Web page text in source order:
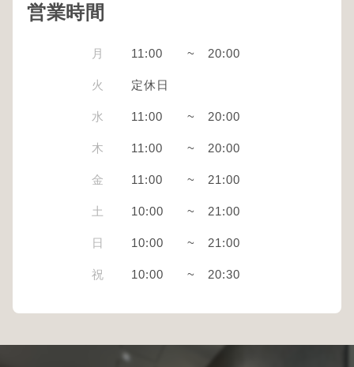
営業時間
月 11:00 ~ 20:00
火 定休日
水 11:00 ~ 20:00
木 11:00 ~ 20:00
金 11:00 ~ 21:00
土 10:00 ~ 21:00
日 10:00 ~ 21:00
祝 10:00 ~ 20:30